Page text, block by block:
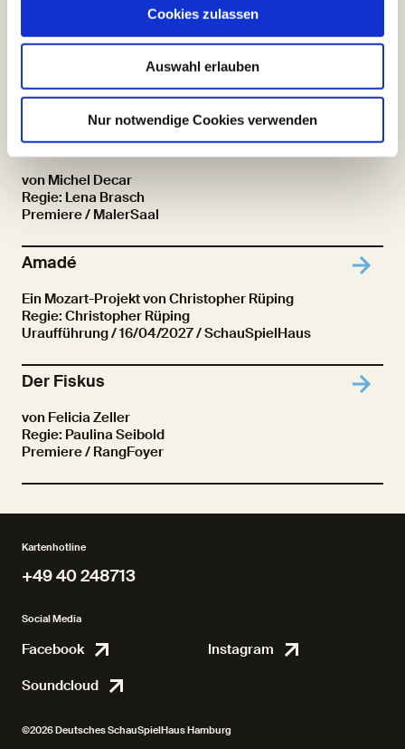
Cookies zulassen
Auswahl erlauben
Nur notwendige Cookies verwenden
Buddenbrooks – allerdings mit anderem
Text und auch anderer Melodie
Premiere/ 26/02/2027 / SchauSpielHaus
Hedy Holsten
von Michel Decar
Regie: Lena Brasch
Premiere/ MalerSaal
Amadé
Ein Mozart-Projekt von Christopher Rüping
Regie: Christopher Rüping
Uraufführung/ 16/04/2027 / SchauSpielHaus
Der Fiskus
von Felicia Zeller
Regie: Paulina Seibold
Premiere/ RangFoyer
Kartenhotline
+49 40 248713
Social Media
Facebook FacebookInstagram
Soundcloud
©2026 Deutsches SchauSpielHaus Hamburg